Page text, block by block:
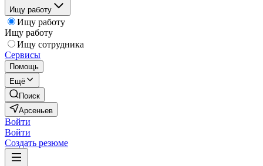
Ищу работу
Ищу работу
Ищу работу
Ищу сотрудника
Сервисы
Помощь
Ещё
Поиск
Арсеньев
Войти
Войти
Создать резюме